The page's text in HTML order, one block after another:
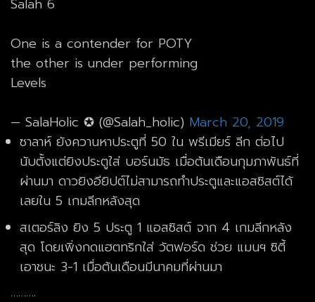
Salah 6
One is a contender for POTY
the other is under performing
Levels
— SalaHolic ✪ (@Salah_holic) March 20, 2019
ซาลาห์ ยังควานหาประตูที่ 50 ใน พรีเมียร์ ลีก ต่อไป
นับตั้งแต่ยิงประตูใส่ บอร์นมัธ เมื่อต้นเดือนกุมภาพันธ์ที่
ผ่านมา ดาวยิงอียิปต์ไม่สามารถทำประตูและแอสซิสต์ได้
เลยใน 5 เกมลีกหลังสุด
สเตอร์ลิง ยิง 5 ประตู 1 แอสซิสต์ จาก 4 เกมลีกหลัง
สุด โดยเพิ่งกดแฮตทริกใส่ วัตฟอร์ด ช่วย แมนฯ ซิตี้
เอาชนะ 3-1 เมื่อต้นเดือนมีนาคมที่ผ่านมา
……….